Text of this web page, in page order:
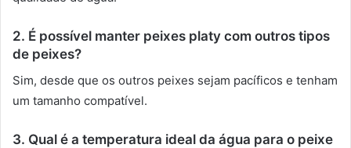
2. É possível manter peixes platy com outros tipos
de peixes?
Sim, desde que os outros peixes sejam pacíficos e tenham
um tamanho compatível.
3. Qual é a temperatura ideal da água para o peixe